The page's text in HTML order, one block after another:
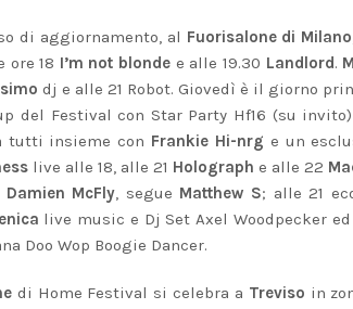
di aggiornamento, al Fuorisalone di
ore 18 I’m not blonde e alle 19.30 Landlord.
dj e alle 21 Robot. Giovedì è il giorno
del Festival con Star Party Hf16 (su invito)
tutti insieme con Frankie Hi-nrg e un
live alle 18, alle 21 Holograph e alle 22
Damien McFly, segue Matthew S; alle 21
live music e Dj Set Axel Woodpecker
Doo Wop Boogie Dancer.
di Home Festival si celebra a Treviso in